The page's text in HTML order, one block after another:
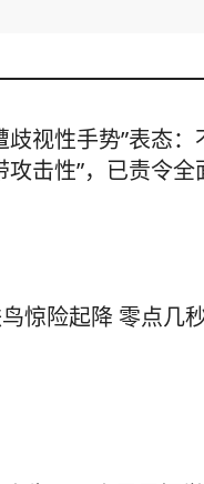
视性手势”表态：
击性”，已责令全
惊险起降 零点几